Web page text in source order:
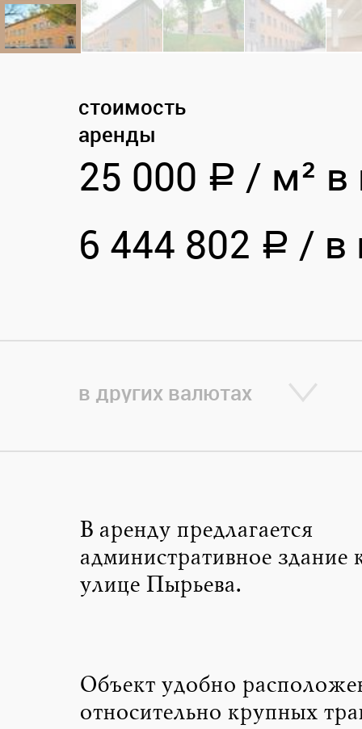
стоимость
аренды
25 000 a / м² в
6 444 802 a / в
в других валютах
В аренду предлагается
административное здание
улице Пырьева.
Объект удобно
относительно крупных